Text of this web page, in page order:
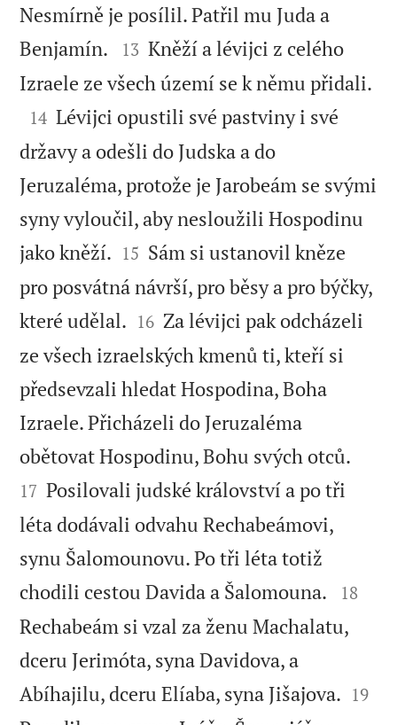
Nesmírně je posílil. Patřil mu Juda a
Benjamín.


13 Kněží a lévijci z celého
Izraele ze všech území se k němu přidali.

14 Lévijci opustili své pastviny i své
državy a odešli do Judska a do
Jeruzaléma, protože je Jarobeám se svými
syny vyloučil, aby nesloužili Hospodinu
jako kněží. 

15 Sám si ustanovil kněze
pro posvátná návrší, pro běsy a pro býčky,
které udělal. 

16 Za lévijci pak odcházeli
ze všech izraelských kmenů ti, kteří si
předsevzali hledat Hospodina, Boha
Izraele. Přicházeli do Jeruzaléma
obětovat Hospodinu, Bohu svých otců.
17 Posilovali judské království a po tři
léta dodávali odvahu Rechabeámovi,
synu Šalomounovu. Po tři léta totiž
chodili cestou Davida a Šalomouna.


18
Rechabeám si vzal za ženu Machalatu,
dceru Jerimóta, syna Davidova, a
Abíhajilu, dceru Elíaba, syna Jišajova. 

19